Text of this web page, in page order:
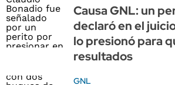
Causa GNL: un
declaró en el
lo presionó para
resultados
GNL